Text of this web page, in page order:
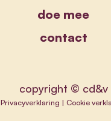
doe mee
contact
copyright © cd&v
Privacyverklaring | Cookie